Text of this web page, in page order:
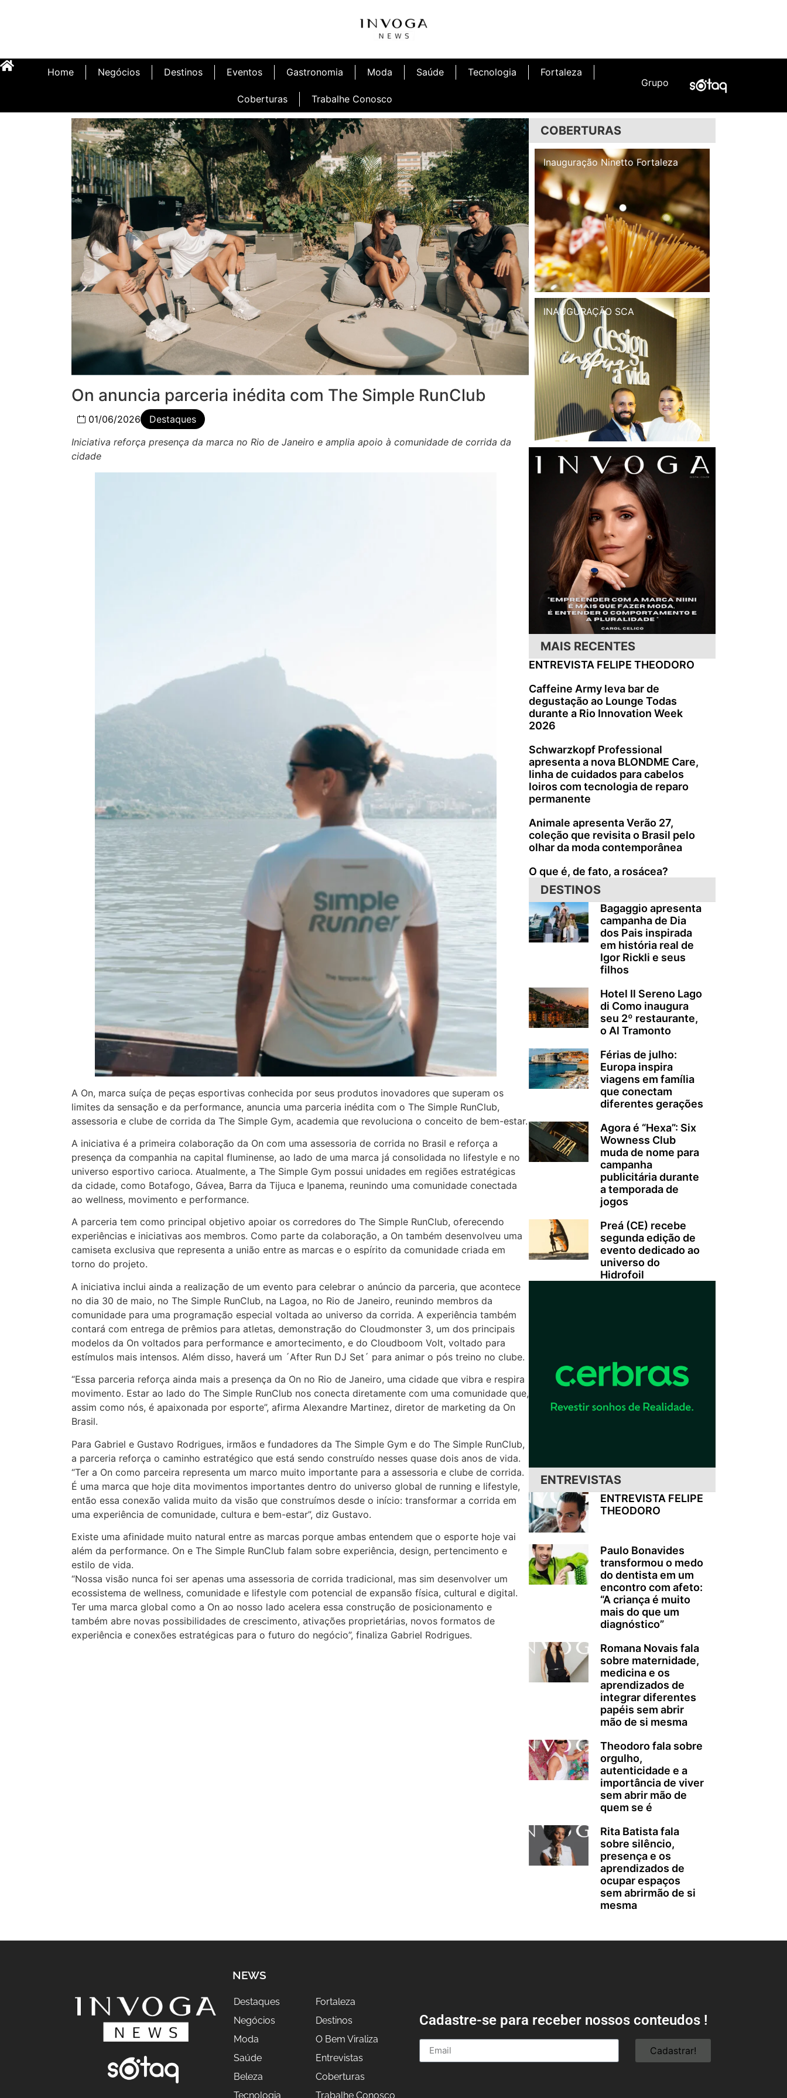
Home Negócios Destinos Eventos Gastronomia Moda Saúde Tecnologia Fortaleza
Coberturas Trabalhe Conosco
Grupo
On anuncia parceria inédita com The Simple RunClub
01/06/2026
Destaques
Iniciativa reforça presença da marca no Rio de Janeiro e amplia apoio à comunidade de corrida da
cidade
A On, marca suíça de peças esportivas conhecida por seus produtos inovadores que superam os
limites da sensação e da performance, anuncia uma parceria inédita com o The Simple RunClub,
assessoria e clube de corrida da The Simple Gym, academia que revoluciona o conceito de bem-estar.
A iniciativa é a primeira colaboração da On com uma assessoria de corrida no Brasil e reforça a
presença da companhia na capital fluminense, ao lado de uma marca já consolidada no lifestyle e no
universo esportivo carioca. Atualmente, a The Simple Gym possui unidades em regiões estratégicas
da cidade, como Botafogo, Gávea, Barra da Tijuca e Ipanema, reunindo uma comunidade conectada
ao wellness, movimento e performance.
A parceria tem como principal objetivo apoiar os corredores do The Simple RunClub, oferecendo
experiências e iniciativas aos membros. Como parte da colaboração, a On também desenvolveu uma
camiseta exclusiva que representa a união entre as marcas e o espírito da comunidade criada em
torno do projeto.
A iniciativa inclui ainda a realização de um evento para celebrar o anúncio da parceria, que acontece
no dia 30 de maio, no The Simple RunClub, na Lagoa, no Rio de Janeiro, reunindo membros da
comunidade para uma programação especial voltada ao universo da corrida. A experiência também
contará com entrega de prêmios para atletas, demonstração do Cloudmonster 3, um dos principais
modelos da On voltados para performance e amortecimento, e do Cloudboom Volt, voltado para
estímulos mais intensos. Além disso, haverá um ´After Run DJ Set´ para animar o pós treino no clube.
“Essa parceria reforça ainda mais a presença da On no Rio de Janeiro, uma cidade que vibra e respira
movimento. Estar ao lado do The Simple RunClub nos conecta diretamente com uma comunidade que,
assim como nós, é apaixonada por esporte”, afirma Alexandre Martinez, diretor de marketing da On
Brasil.
Para Gabriel e Gustavo Rodrigues, irmãos e fundadores da The Simple Gym e do The Simple RunClub,
a parceria reforça o caminho estratégico que está sendo construído nesses quase dois anos de vida.
“Ter a On como parceira representa um marco muito importante para a assessoria e clube de corrida.
É uma marca que hoje dita movimentos importantes dentro do universo global de running e lifestyle,
então essa conexão valida muito da visão que construímos desde o início: transformar a corrida em
uma experiência de comunidade, cultura e bem-estar”, diz Gustavo.
Existe uma afinidade muito natural entre as marcas porque ambas entendem que o esporte hoje vai
além da performance. On e The Simple RunClub falam sobre experiência, design, pertencimento e
estilo de vida.
“Nossa visão nunca foi ser apenas uma assessoria de corrida tradicional, mas sim desenvolver um
ecossistema de wellness, comunidade e lifestyle com potencial de expansão física, cultural e digital.
Ter uma marca global como a On ao nosso lado acelera essa construção de posicionamento e
também abre novas possibilidades de crescimento, ativações proprietárias, novos formatos de
experiência e conexões estratégicas para o futuro do negócio”, finaliza Gabriel Rodrigues.
COBERTURAS
Inauguração Illa Café Inauguração Ninetto Fortaleza Inauguração Illa Café
INAUGURAÇÃO SCA
MAIS RECENTES
ENTREVISTA FELIPE THEODORO
Caffeine Army leva bar de
degustação ao Lounge Todas
durante a Rio Innovation Week
2026
Schwarzkopf Professional
apresenta a nova BLONDME Care,
linha de cuidados para cabelos
loiros com tecnologia de reparo
permanente
Animale apresenta Verão 27,
coleção que revisita o Brasil pelo
olhar da moda contemporânea
O que é, de fato, a rosácea?
DESTINOS
Bagaggio apresenta
campanha de Dia
dos Pais inspirada
em história real de
Igor Rickli e seus
filhos
Hotel Il Sereno Lago
di Como inaugura
seu 2º restaurante,
o Al Tramonto
Férias de julho:
Europa inspira
viagens em família
que conectam
diferentes gerações
Agora é “Hexa”: Six
Wowness Club
muda de nome para
campanha
publicitária durante
a temporada de
jogos
Preá (CE) recebe
segunda edição de
evento dedicado ao
universo do
Hidrofoil
ENTREVISTAS
ENTREVISTA FELIPE
THEODORO
Paulo Bonavides
transformou o medo
do dentista em um
encontro com afeto:
“A criança é muito
mais do que um
diagnóstico”
Romana Novais fala
sobre maternidade,
medicina e os
aprendizados de
integrar diferentes
papéis sem abrir
mão de si mesma
Theodoro fala sobre
orgulho,
autenticidade e a
importância de viver
sem abrir mão de
quem se é
Rita Batista fala
sobre silêncio,
presença e os
aprendizados de
ocupar espaços
sem abrirmão de si
mesma
NEWS
Destaques
Negócios
Moda
Saúde
Beleza
Tecnologia
Fortaleza
Destinos
O Bem Viraliza
Entrevistas
Coberturas
Trabalhe Conosco
Cadastre-se para receber nossos conteudos !
Cadastrar!